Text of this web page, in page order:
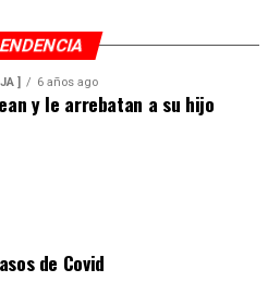
] 6 años ago
y le arrebatan a su hijo
de Covid